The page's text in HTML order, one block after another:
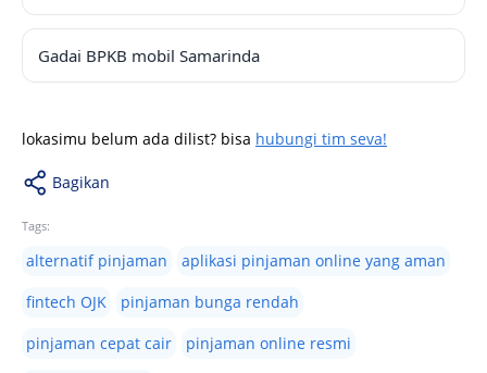
Gadai BPKB mobil Samarinda
lokasimu belum ada dilist? bisa hubungi tim seva!
Bagikan
Tags:
alternatif pinjaman
aplikasi pinjaman online yang aman
fintech OJK
pinjaman bunga rendah
pinjaman cepat cair
pinjaman online resmi